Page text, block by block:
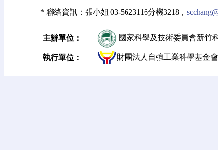
* 聯絡資訊：張小姐 03-5623116分機3218，
主辦單位： 國家科學及技術委員會新竹
執行單位： 財團法人自強工業科學基金會